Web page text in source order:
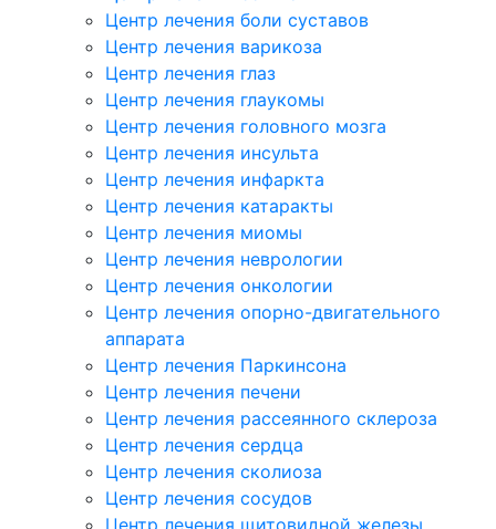
Центр лечения боли суставов
Центр лечения варикоза
Центр лечения глаз
Центр лечения глаукомы
Центр лечения головного мозга
Центр лечения инсульта
Центр лечения инфаркта
Центр лечения катаракты
Центр лечения миомы
Центр лечения неврологии
Центр лечения онкологии
Центр лечения опорно-двигательного
аппарата
Центр лечения Паркинсона
Центр лечения печени
Центр лечения рассеянного склероза
Центр лечения сердца
Центр лечения сколиоза
Центр лечения сосудов
Центр лечения щитовидной железы